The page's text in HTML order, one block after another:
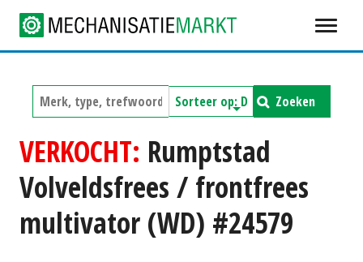
Zoeken
VERKOCHT: Rumptstad
Volveldsfrees / frontfrees
multivator (WD) #24579